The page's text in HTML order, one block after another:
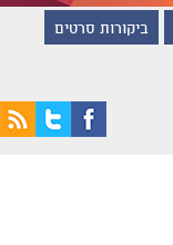
ביקורות סרטים